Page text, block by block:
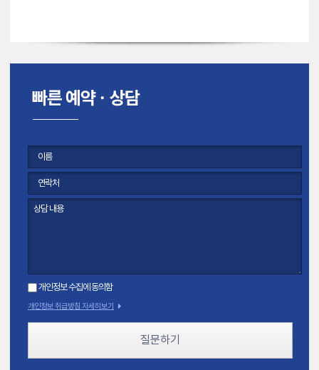
개인정보 수집에 동의함
개인정보 취급방침 자세히보기
질문하기